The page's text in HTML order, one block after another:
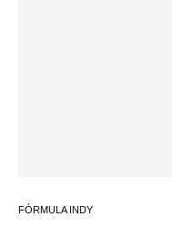
FÓRMULA INDY